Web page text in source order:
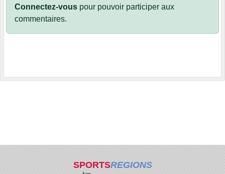
Connectez-vous pour pouvoir participer aux
commentaires.
SPORTSREGIONS